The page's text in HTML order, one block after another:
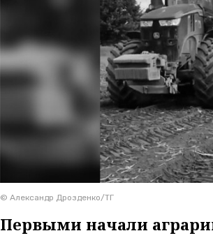
© Александр Дрозденко/ТГ
Первыми начали